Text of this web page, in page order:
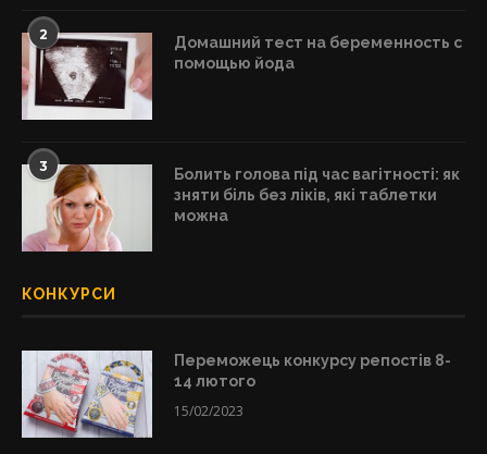
2
Домашний тест на беременность с
помощью йода
3
Болить голова під час вагітності: як
зняти біль без ліків, які таблетки
можна
КОНКУРСИ
Переможець конкурсу репостів 8-
14 лютого
15/02/2023